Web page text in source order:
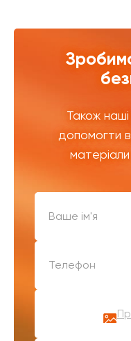
Також
допомогти